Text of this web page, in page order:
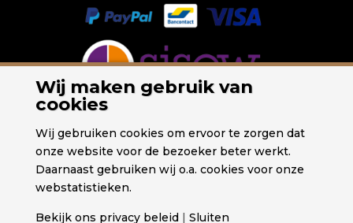
Wij maken gebruik van
cookies
Wij gebruiken cookies om ervoor te zorgen dat
onze website voor de bezoeker beter werkt.
Daarnaast gebruiken wij o.a. cookies voor onze
webstatistieken.
Bekijk ons privacy beleid | Sluiten